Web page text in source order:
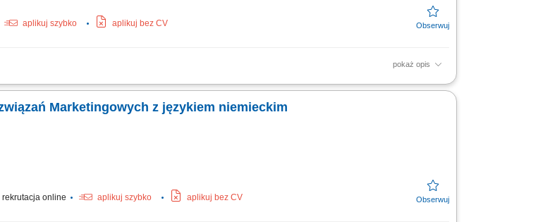
aplikuj szybko aplikuj bez CV
pokaż opis
relacji z klientami B2B (cukiernie, lodziarnie). Aktywne doradztwo produktowe oraz
Marketingowych z językiem niemieckim
rekrutacja online aplikuj szybko aplikuj bez CV